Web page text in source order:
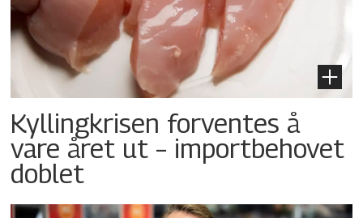
Kyllingkrisen forventes å
vare året ut – importbehovet
doblet